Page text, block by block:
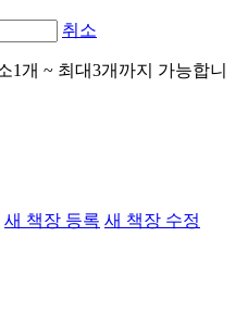
취소
1개 ~ 최대3개까지 가능합니
새 책장 등록 새 책장 수정